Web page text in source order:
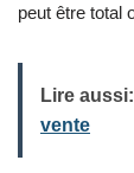
peut être total
Lire aussi:
vente